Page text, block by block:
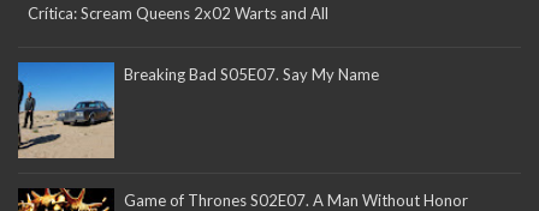
Crítica: Scream Queens 2x02 Warts and All
Breaking Bad S05E07. Say My Name
Game of Thrones S02E07. A Man Without Honor